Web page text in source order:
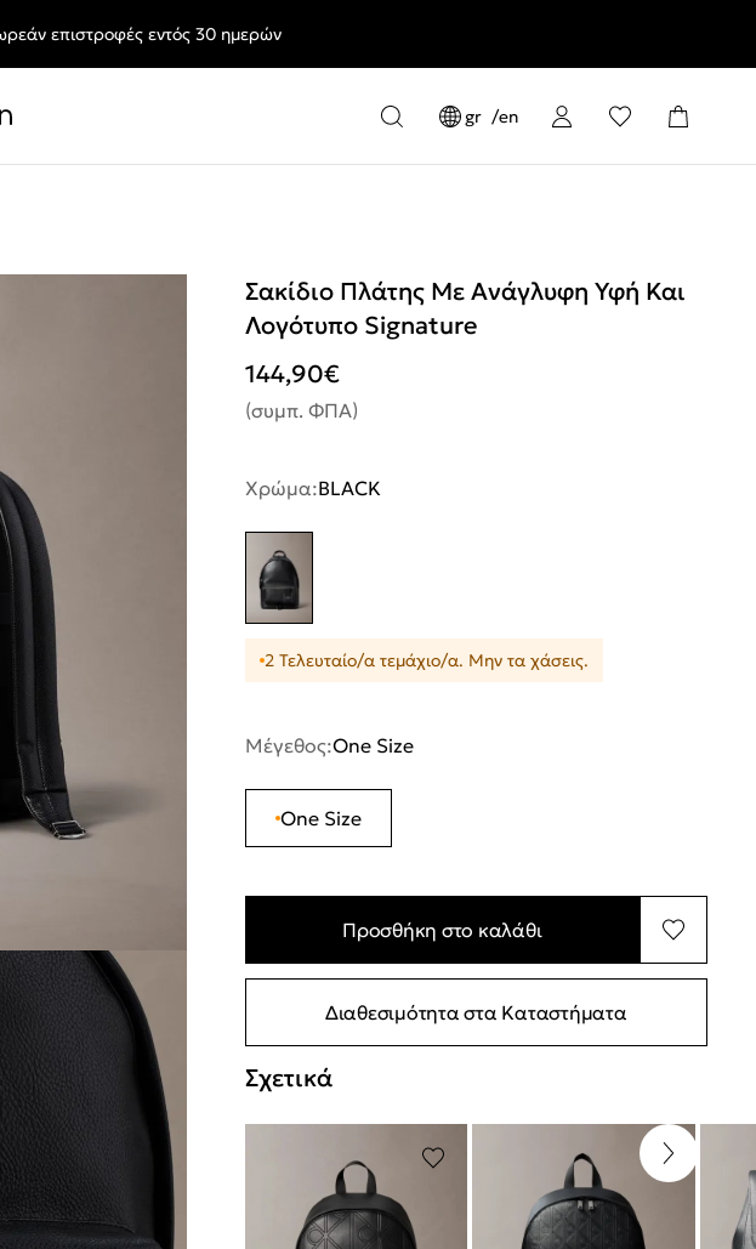
στις τιμές που θες.
επιστροφές εντός 30 ημερών
gr en
Σακίδιο Πλάτης Με Ανάγλυφη Υφή Και
Λογότυπο Signature
144,90€
(συμπ. ΦΠΑ)
Χρώμα:BLACK
2 Τελευταίο/α τεμάχιο/α. Μην τα χάσεις.
Μέγεθος:One Size
One Size
Προσθήκη στο καλάθι
Διαθεσιμότητα στα Καταστήματα
Σχετικά